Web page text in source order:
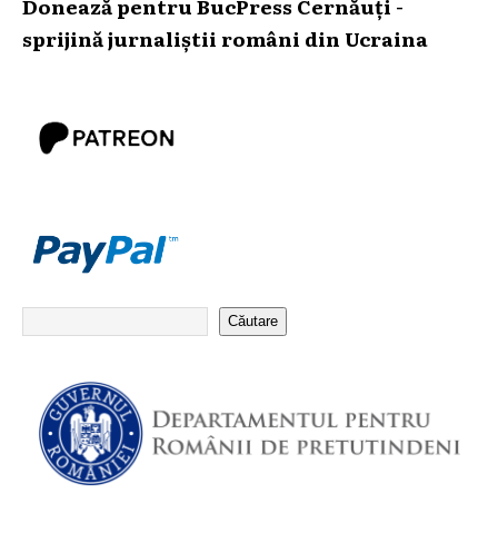
sprijină jurnaliștii români din Ucraina
Căutare